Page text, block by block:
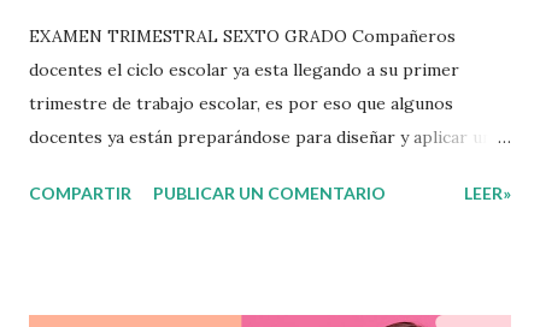
EXAMEN TRIMESTRAL SEXTO GRADO Compañeros
docentes el ciclo escolar ya esta llegando a su primer
trimestre de trabajo escolar, es por eso que algunos
docentes ya están preparándose para diseñar y aplicar una
por parte de nuestros aprendientes. El examen consta de
COMPARTIR PUBLICAR UN COMENTARIO LEER»